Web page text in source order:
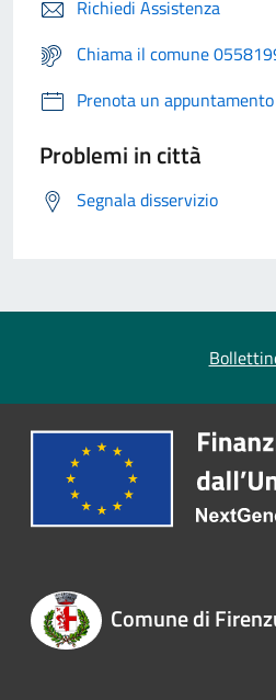
Richiedi Assistenza
Chiama il comune
Prenota un appuntamento
Problemi in città
Segnala disservizio
Comune di